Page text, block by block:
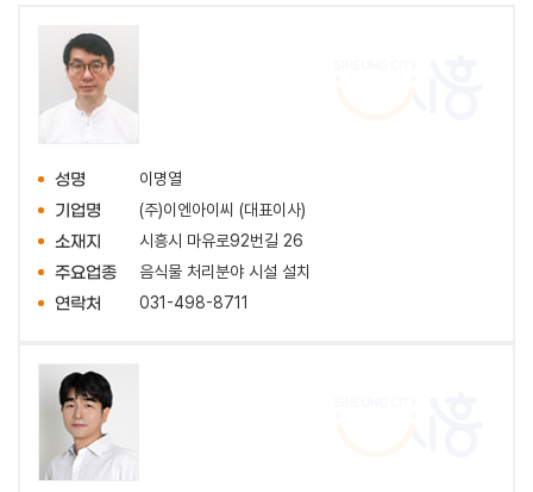
성명 이명열
기업명 (주)이엔아이씨 (대표이사)
소재지 시흥시 마유로92번길 26
주요업종 음식물 처리분야 시설 설치
연락처 031-498-8711